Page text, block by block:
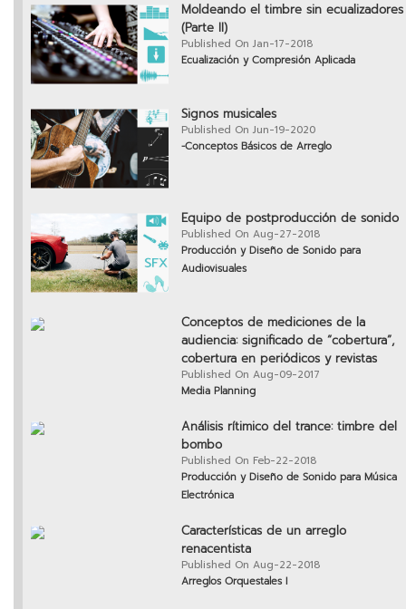
Moldeando el timbre sin ecualizadores
(Parte II)
Published On Jan-17-2018
Ecualización y Compresión Aplicada
Signos musicales
Published On Jun-19-2020
-Conceptos Básicos de Arreglo
Equipo de postproducción de sonido
Published On Aug-27-2018
Producción y Diseño de Sonido para
Audiovisuales
Conceptos de mediciones de la
audiencia: significado de “cobertura”,
cobertura en periódicos y revistas
Published On Aug-09-2017
Media Planning
Análisis rítimico del trance: timbre del
bombo
Published On Feb-22-2018
Producción y Diseño de Sonido para Música
Electrónica
Características de un arreglo
renacentista
Published On Aug-22-2018
Arreglos Orquestales I